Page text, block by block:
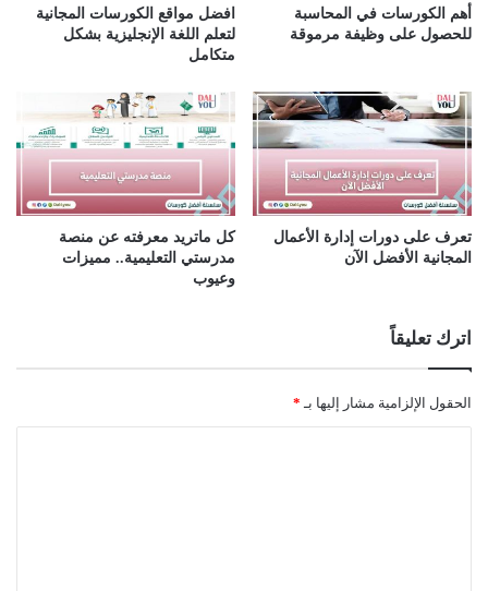
أهم الكورسات في المحاسبة
للحصول على وظيفة مرموقة
افضل مواقع الكورسات المجانية
لتعلم اللغة الإنجليزية بشكل
متكامل
تعرف على دورات إدارة الأعمال
المجانية الأفضل الآن
كل ماتريد معرفته عن منصة
مدرستي التعليمية.. مميزات
وعيوب
اترك تعليقاً
الحقول الإلزامية مشار إليها بـ *